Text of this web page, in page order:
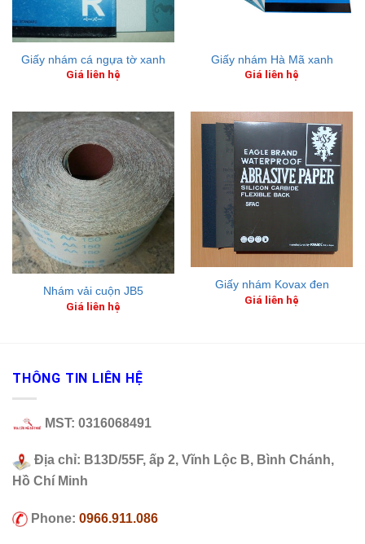
Giấy nhám cá ngựa tờ xanh
Giá liên hệ
Giấy nhám Hà Mã xanh
Giá liên hệ
Nhám vải cuộn JB5
Giá liên hệ
Giấy nhám Kovax đen
Giá liên hệ
THÔNG TIN LIÊN HỆ
MST: 0316068491
Địa chỉ: B13D/55F, ấp 2, Vĩnh Lộc B, Bình Chánh,
Hồ Chí Minh
Phone: 0966.911.086